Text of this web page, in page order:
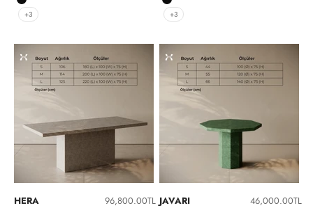
Siyah
+3
Siyah
+3
HERA İndirimli fiyat
96,800.00TL JAVARI İndirimli fiyat
46,000.00TL